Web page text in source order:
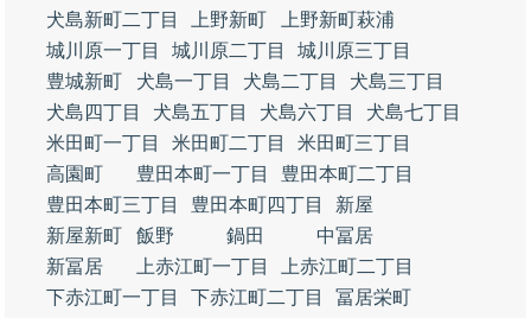
犬島新町二丁目
上野新町
上野新町萩浦
城川原一丁目
城川原二丁目
城川原三丁目
豊城新町
犬島一丁目 犬島二丁目
犬島三丁目
犬島四丁目
犬島五丁目 犬島六丁目
犬島七丁目
米田町一丁目
米田町二丁目
米田町三丁目
高園町
豊田本町一丁目
豊田本町二丁目
豊田本町三丁目
豊田本町四丁目
新屋
新屋新町
飯野 鍋田
中冨居
新冨居
上赤江町一丁目
上赤江町二丁目
下赤江町一丁目
下赤江町二丁目
冨居栄町